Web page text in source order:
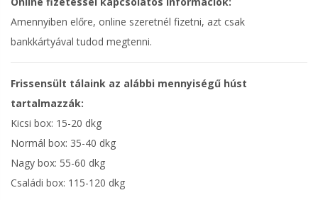
Amennyiben előre, online szeretnél fizetni, azt csak
bankkártyával tudod megtenni.
Frissensült tálaink az alábbi mennyiségű húst
tartalmazzák:
Kicsi box: 15-20 dkg
Normál box: 35-40 dkg
Nagy box: 55-60 dkg
Családi box: 115-120 dkg